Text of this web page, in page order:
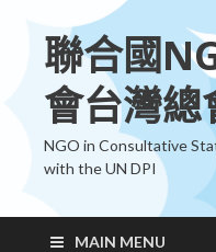
聯合國
會台灣總
NGO in Consultative
with the UN DPI
MAIN MENU